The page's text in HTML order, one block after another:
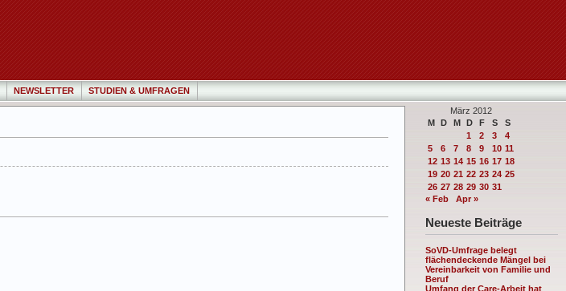
NEWSLETTER STUDIEN & UMFRAGEN
März 2012
M D M D F S
S
1
2 3
4
5
6 7 8 9 10 11
12 13 14 15 16 17 18
19 20 21 22 23 24 25
26 27 28 29 30 31
« Feb
Apr »
Neueste Beiträge
SoVD-Umfrage belegt
flächendeckende Mängel bei
Vereinbarkeit von Familie und
Beruf
Umfang der Care-Arbeit hat